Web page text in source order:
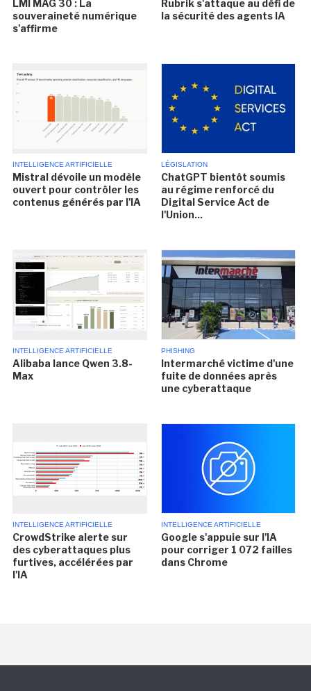
LMI MAG 30 : La
souveraineté numérique
s'affirme
Rubrik s'attaque au défi de
la sécurité des agents IA
INTELLIGENCE ARTIFICIELLE
Mistral dévoile un modèle
ouvert pour contrôler les
contenus générés par l'IA
LÉGISLATION
ChatGPT bientôt soumis
au régime renforcé du
Digital Service Act de
l'Union...
INTELLIGENCE ARTIFICIELLE
Alibaba lance Qwen 3.8-
Max
PHISHING
Intermarché victime d'une
fuite de données après
une cyberattaque
INTELLIGENCE ARTIFICIELLE
CrowdStrike alerte sur
des cyberattaques plus
furtives, accélérées par
l'IA
INTELLIGENCE ARTIFICIELLE
Google s'appuie sur l'IA
pour corriger 1 072 failles
dans Chrome